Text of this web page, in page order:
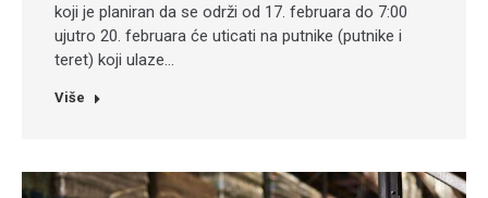
koji je planiran da se održi od 17. februara do 7:00
ujutro 20. februara će uticati na putnike (putnike i
teret) koji ulaze…
Više